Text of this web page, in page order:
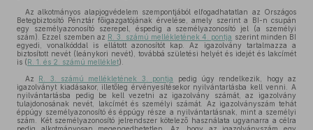
Az alkotmányos alapjogvédelem szempontjából elfogadhatatlan az Országos
Betegbiztosító Pénztár főigazgatójának érvelése, amely szerint a BI-n csupán
egy személyazonosító szerepel, éspedig a személyazonosító jel (a személyi
szám). Ezzel szemben az R. 3. számú mellékletének 4. pontja szerint minden BI
egyedi, vonalkóddal is ellátott azonosítót kap. Az igazolvány tartalmazza a
biztosított nevét (leánykori nevét), továbbá születési helyét és idejét és lakcímét
is (R. 1. és 2. számú melléklet).
Az R. 3. számú mellékletének 3. pontja
pedig úgy rendelkezik, hogy az
igazolványt kiadásakor, illetőleg érvényesítésekor nyilvántartásba kell venni. A
nyilvántartásba pedig be kell vezetni az igazolvány számát, az igazolvány
tulajdonosának nevét, lakcímét és személyi számát. Az igazolványszám tehát
éppúgy személyazonosító és éppúgy része a nyilvántartásnak, mint a személyi
szám. Két személyazonosító jelrendszer kötelező használata ugyanarra a célra